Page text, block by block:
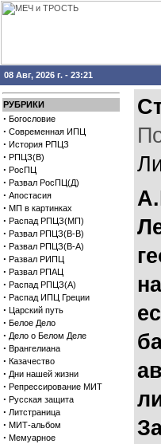
08 Авг, 2026 г. - 23:21
РУБРИКИ
· Богословие
· Современная ИПЦ
· История РПЦЗ
· РПЦЗ(В)
· РосПЦ
· Развал РосПЦ(Д)
· Апостасия
· МП в картинках
· Распад РПЦЗ(МП)
· Развал РПЦЗ(В-В)
· Развал РПЦЗ(В-А)
· Развал РИПЦ
· Развал РПАЦ
· Распад РПЦЗ(А)
· Распад ИПЦ Греции
· Царский путь
· Белое Дело
· Дело о Белом Деле
· Врангелиана
· Казачество
· Дни нашей жизни
· Репрессирование МИТ
· Русская защита
· Литстраница
· МИТ-альбом
· Мемуарное